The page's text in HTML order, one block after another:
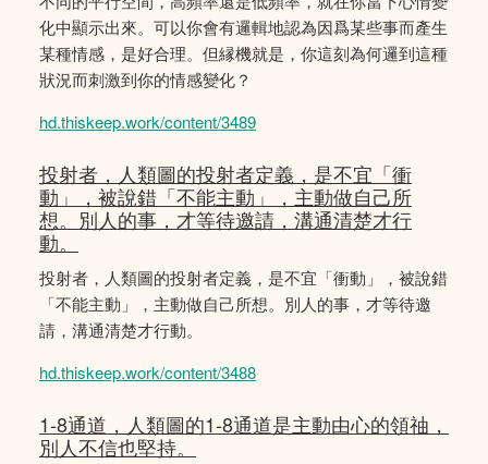
化中顯示出來。可以你會有邏輯地認為因爲某些事而產生
某種情感，是好合理。但縁機就是，你這刻為何邏到這種
狀況而刺激到你的情感變化？
hd.thiskeep.work/content/3489
投射者，人類圖的投射者定義，是不宜「衝
動」，被說錯「不能主動」，主動做自己所
想。別人的事，才等待邀請，溝通清楚才行
動。
投射者，人類圖的投射者定義，是不宜「衝動」，被說錯
「不能主動」，主動做自己所想。別人的事，才等待邀
請，溝通清楚才行動。
hd.thiskeep.work/content/3488
1-8通道，人類圖的1-8通道是主動由心的領䄂，
別人不信也堅持。